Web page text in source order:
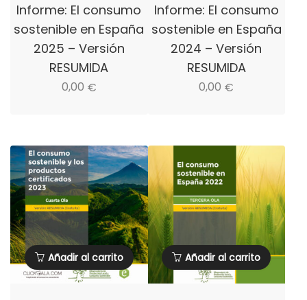
Informe: El consumo
sostenible en España
2025 – Versión
RESUMIDA
0,00 €
Informe: El consumo
sostenible en España
2024 – Versión
RESUMIDA
0,00 €
Añadir al carrito Añadir al carrito